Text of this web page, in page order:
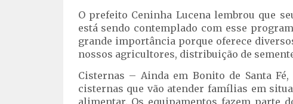
O prefeito Ceninha Lucena lembrou que
está sendo contemplado com esse
grande importância porque oferece
nossos agricultores, distribuição de
Cisternas – Ainda em Bonito de Santa
cisternas que vão atender famílias em
alimentar. Os equipamentos fazem parte